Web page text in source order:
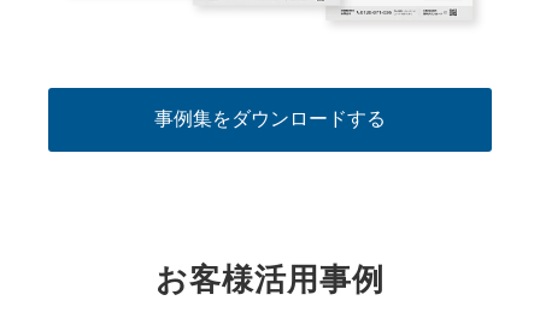
事例集をダウンロードする
お客様活用事例